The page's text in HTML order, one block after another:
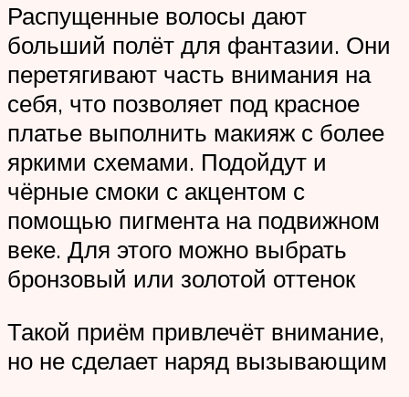
Распущенные волосы дают
больший полёт для фантазии. Они
перетягивают часть внимания на
себя, что позволяет под красное
платье выполнить макияж с более
яркими схемами. Подойдут и
чёрные смоки с акцентом с
помощью пигмента на подвижном
веке. Для этого можно выбрать
бронзовый или золотой оттенок
Такой приём привлечёт внимание,
но не сделает наряд вызывающим